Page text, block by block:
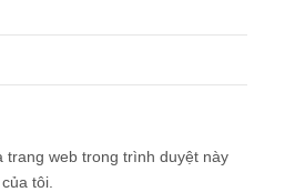
trang web trong trình duyệt này
tôi.